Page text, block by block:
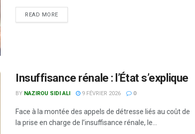
READ MORE
Insuffisance rénale : l’État s’explique
BY NAZIROU SIDI ALI 9 FÉVRIER 2026 0
Face à la montée des appels de détresse liés au coût de
la prise en charge de l’insuffisance rénale, le...